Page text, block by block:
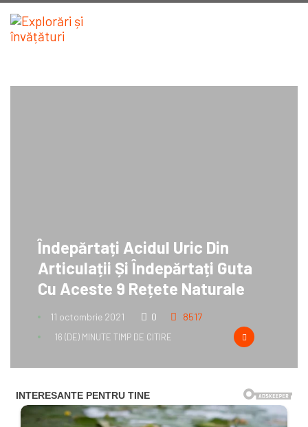
Îndepărtați Acidul Uric Din
Articulații Și Îndepărtați Guta
Cu Aceste 9 Rețete Naturale
11 octombrie 2021 0 8517
16 (DE) MINUTE TIMP DE CITIRE